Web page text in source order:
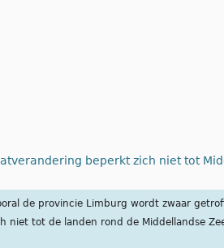
beperkt zich niet tot
de provincie Limburg wordt zwaar
niet tot de landen rond de Middellandse